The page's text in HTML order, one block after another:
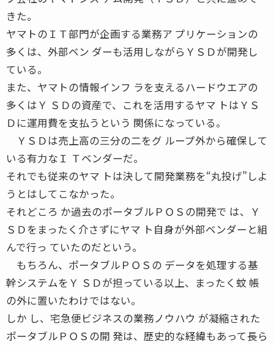
きた。
ヤマトのＩＴ部門が企画する業務ア プリケーションの
多くは、外部ベン ダーも活用しながらＹＳＤが開発し
ている。
また、ヤマトの情報インフ ラを支えるハードウエアの
多くはＹ ＳＤの資産で、これを活用するヤマ トはＹＳ
Ｄに運用費を支払うという 関係になっている。
ＹＳＤは売上高の三分の二をグ ループ外から確保して
いる有力なＩ Ｔベンダーだ。
それでも従来のヤマ トは決して開発業務を“丸投げ”しよ
うとはしてこなかった。
それどころ か過去のポータブルＰＯＳの開発で は、Ｙ
ＳＤをまったく介さずにヤマ ト自身が外部ベンダーと組
んで行っ ていたのだという。
もちろん、ポータブルＰＯＳの データを処理する基
幹システムをＹ ＳＤが担っている以上、まったく蚊 帳
の外に置いたわけではない。
しか し、宅急便ビジネスの業務ノウハウ が凝縮された
ポータブルＰＯＳの開 発は、歴史的な経緯もあって長ら